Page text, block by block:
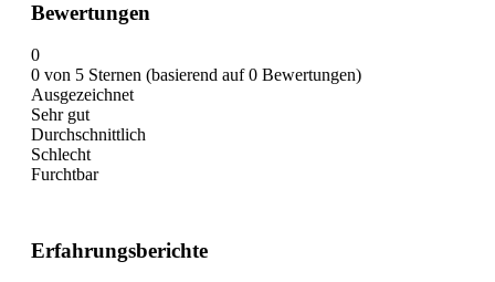
Bewertungen
0
0 von 5 Sternen (basierend auf 0 Bewertungen)
Ausgezeichnet
Sehr gut
Durchschnittlich
Schlecht
Furchtbar
Erfahrungsberichte